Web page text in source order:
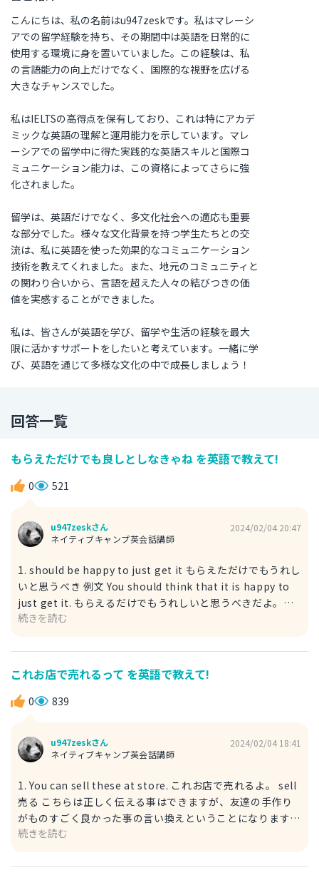
こんにちは、私の名前はu947zeskです。私はマレーシ
アでの留学経験を持ち、その期間中は英語を日常的に
使用する環境に身を置いていました。この経験は、私
の言語能力の向上だけでなく、国際的な視野を広げる
大きなチャンスでした。
私はIELTSの高得点を保有しており、これは特にアカデ
ミックな英語の理解と運用能力を示しています。マレ
ーシアでの留学中に得た実践的な英語スキルと国際コ
ミュニケーション能力は、この資格によってさらに強
化されました。
留学は、英語だけでなく、多文化社会への適応も重要
な部分でした。様々な文化背景を持つ学生たちとの交
流は、私に英語を使った効果的なコミュニケーション
技術を教えてくれました。また、地元のコミュニティと
の関わり合いから、言語を超えた人々の結びつきの価
値を実感することができました。
私は、皆さんが英語を学び、留学や生活の経験を最大
限に活かすサポートをしたいと考えています。一緒に学
び、英語を通じて多様な文化の中で成長しましょう！
回答一覧
もらえただけでも良しとしなきゃね を英語で教えて!
0 521
u947zeskさん
ネイティブキャンプ英会話講師
2024/02/04 20:47
1. should be happy to just get it もらえただけでもうれし
いと思うべき 例文 You should think that it is happy to
just get it. もらえるだけでもうれしいと思うべきだよ。
should すべき happy → gladに置き換え可能です。 2. It is
だ。 例文 A- I got only one chocolate for Valentine’s
Day this time. 今回バレンタインのチョコ1つしか貰えなか
った。 B- It is good enough to just get one. 一つもらえ
ただけでも十分でしょう。 this time 今回 enough 十分
続きを読む
これお店で売れるって を英語で教えて!
0 839
u947zeskさん
ネイティブキャンプ英会話講師
2024/02/04 18:41
1. You can sell these at store. これお店で売れるよ。 sell
売る こちらは正しく伝える事はできますが、友達の手作り
がものすごく良かった事の言い換えということになります。
ですから、以下のように「ビジネスで使える商品」とする方
products. それをビジネス商品として使用できる。 例文 Oh
続きを読む